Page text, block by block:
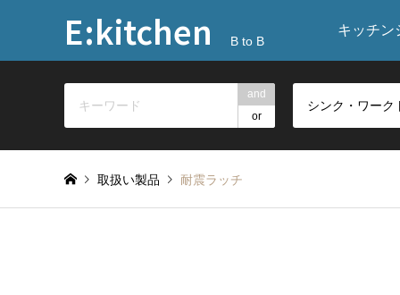
E:kitchen B to B
キッチン
and
or
取扱い製品 耐震ラッチ